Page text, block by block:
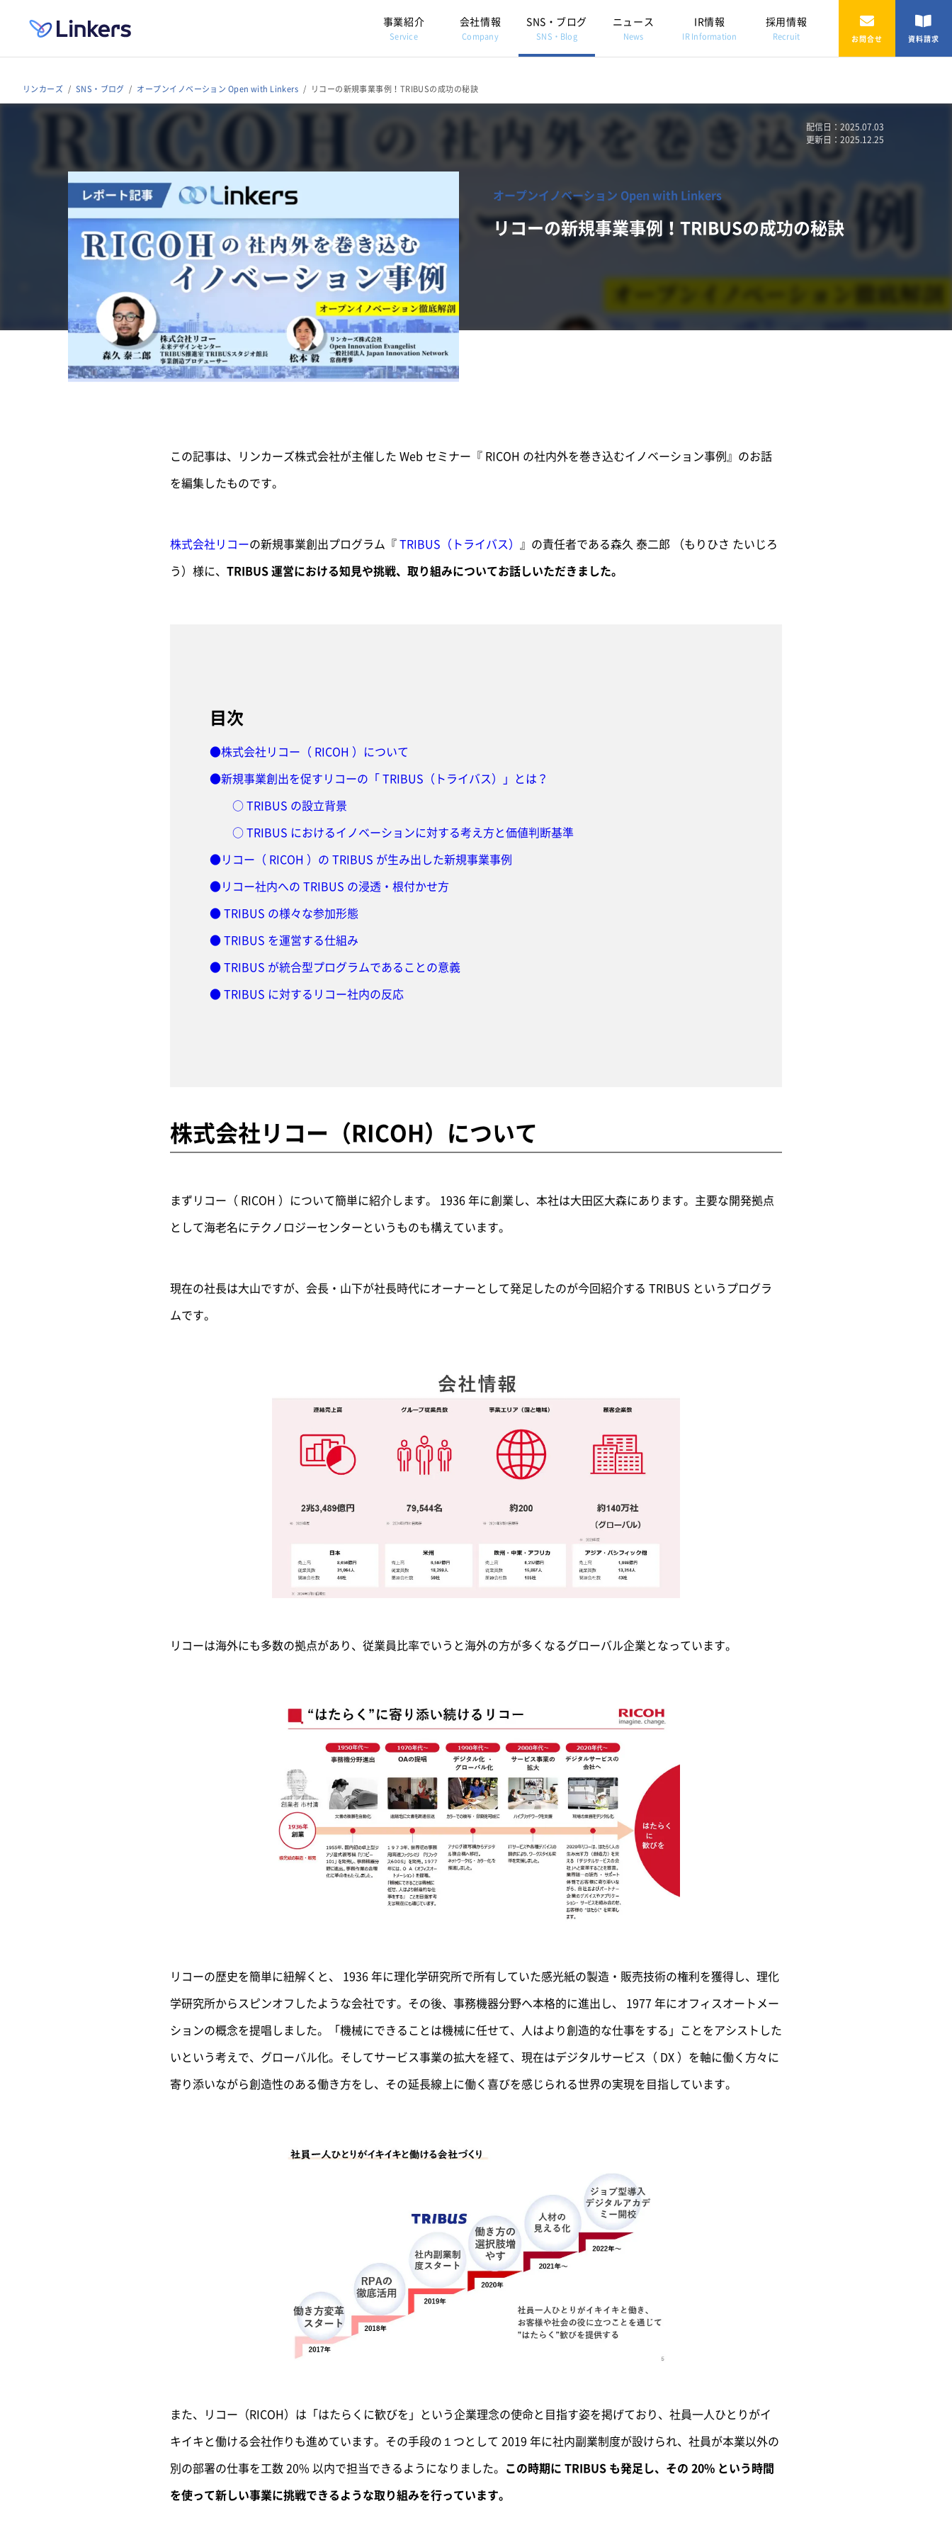
事業紹介
Service
会社情報
Company
SNS・ブログ
SNS・Blog
ニュース
News
IR情報
IR Information
採用情報
Recruit お問合せ 資料請求
リンカーズ SNS・ブログ オープンイノベーション Open with Linkers リコーの新規事業事例！TRIBUSの成功の秘訣
配信日：2025.07.03
更新日：2025.12.25
オープンイノベーション Open with Linkers
リコーの新規事業事例！TRIBUSの成功の秘訣
この記事は、リンカーズ株式会社が主催した Web セミナー『 RICOH の社内外を巻き込むイノベーション事例』のお話
を編集したものです。
株式会社リコーの新規事業創出プログラム『 TRIBUS（トライバス） 』の責任者である森久 泰二郎 （もりひさ たいじろ
う）様に、 TRIBUS 運営における知見や挑戦、取り組みについてお話しいただきました。
目次
●株式会社リコー（ RICOH ）について
●新規事業創出を促すリコーの「 TRIBUS（トライバス）」とは？
○ TRIBUS の設立背景
○ TRIBUS におけるイノベーションに対する考え方と価値判断基準
●リコー（ RICOH ）の TRIBUS が生み出した新規事業事例
●リコー社内への TRIBUS の浸透・根付かせ方
● TRIBUS の様々な参加形態
● TRIBUS を運営する仕組み
● TRIBUS が統合型プログラムであることの意義
● TRIBUS に対するリコー社内の反応
株式会社リコー（RICOH）について
まずリコー（ RICOH ）について簡単に紹介します。 1936 年に創業し、本社は大田区大森にあります。主要な開発拠点
として海老名にテクノロジーセンターというものも構えています。
現在の社長は大山ですが、会長・山下が社長時代にオーナーとして発足したのが今回紹介する TRIBUS というプログラ
ムです。
リコーは海外にも多数の拠点があり、従業員比率でいうと海外の方が多くなるグローバル企業となっています。
リコーの歴史を簡単に紐解くと、 1936 年に理化学研究所で所有していた感光紙の製造・販売技術の権利を獲得し、理化
学研究所からスピンオフしたような会社です。その後、事務機器分野へ本格的に進出し、 1977 年にオフィスオートメー
ションの概念を提唱しました。「機械にできることは機械に任せて、人はより創造的な仕事をする」ことをアシストした
いという考えで、グローバル化。そしてサービス事業の拡大を経て、現在はデジタルサービス（ DX ）を軸に働く方々に
寄り添いながら創造性のある働き方をし、その延長線上に働く喜びを感じられる世界の実現を目指しています。
また、リコー（RICOH）は「はたらくに歓びを」という企業理念の使命と目指す姿を掲げており、社員一人ひとりがイ
キイキと働ける会社作りも進めています。その手段の１つとして 2019 年に社内副業制度が設けられ、社員が本業以外の
別の部署の仕事を工数 20% 以内で担当できるようになりました。 この時期に TRIBUS も発足し、その 20% という時間
を使って新しい事業に挑戦できるような取り組みを行っています。